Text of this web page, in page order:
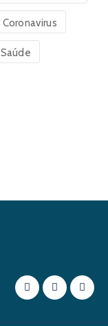
Coronavirus
Saúde